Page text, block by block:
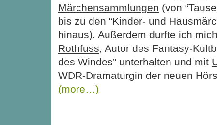
Märchensammlungen (von
bis zu den “Kinder- und
hinaus). Außerdem durfte ich
Rothfuss, Autor des Fantasy-
des Windes” unterhalten und mit
WDR-Dramaturgin der neuen
(more…)